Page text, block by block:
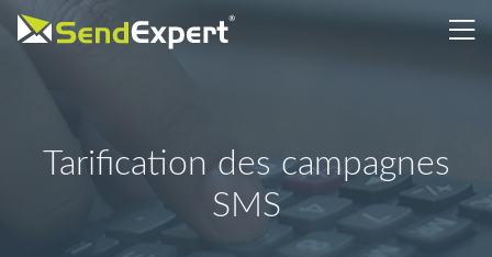
Tarification des campagnes
SMS